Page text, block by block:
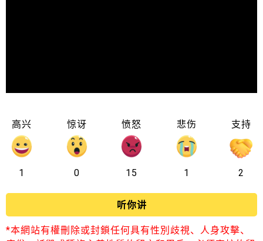
高兴
1
惊讶
0
愤怒
15
悲伤
1
支持
2
听你讲
*本網站有權刪除或封鎖任何具有性別歧視、人身攻擊、